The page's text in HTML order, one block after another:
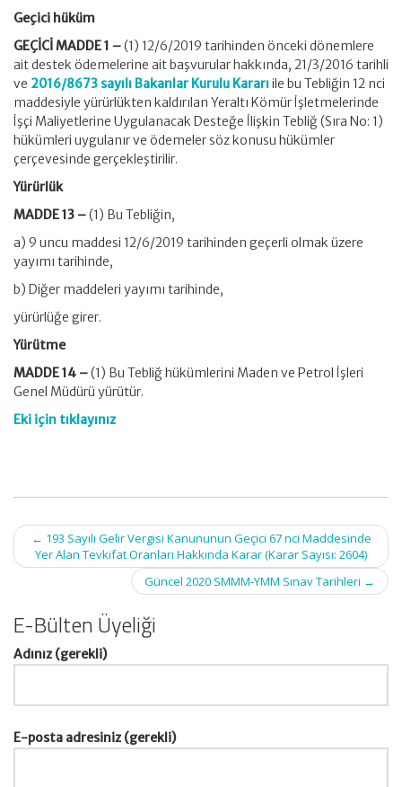
Geçici hüküm
GEÇİCİ MADDE 1 –(1) 12/6/2019 tarihinden önceki dönemlere
ait destek ödemelerine ait başvurular hakkında, 21/3/2016 tarihli
ve 2016/8673 sayılı Bakanlar Kurulu Kararıile bu Tebliğin 12 nci
maddesiyle yürürlükten kaldırılan Yeraltı Kömür İşletmelerinde
İşçi Maliyetlerine Uygulanacak Desteğe İlişkin Tebliğ (Sıra No: 1)
hükümleri uygulanır ve ödemeler söz konusu hükümler
çerçevesinde gerçekleştirilir.
Yürürlük
MADDE 13 –(1) Bu Tebliğin,
a) 9 uncu maddesi 12/6/2019 tarihinden geçerli olmak üzere
yayımı tarihinde,
b) Diğer maddeleri yayımı tarihinde,
yürürlüğe girer.
Yürütme
MADDE 14 –(1) Bu Tebliğ hükümlerini Maden ve Petrol İşleri
Genel Müdürü yürütür.
Eki için tıklayınız
Post
navigation
← 193 Sayılı Gelir Vergisi Kanununun Geçici 67 nci Maddesinde
Yer Alan Tevkifat Oranları Hakkında Karar (Karar Sayısı: 2604)
Güncel 2020 SMMM-YMM Sınav Tarihleri →
E-Bülten Üyeliği
Adınız (gerekli)
E-posta adresiniz (gerekli)